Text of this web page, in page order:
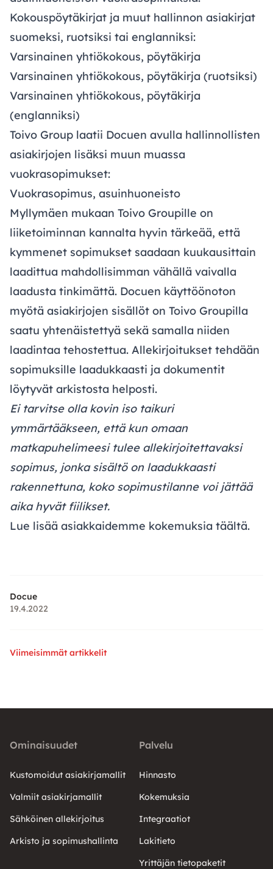
Kokouspöytäkirjat ja muut hallinnon asiakirjat
suomeksi, ruotsiksi tai englanniksi:
Varsinainen yhtiökokous, pöytäkirja
Varsinainen yhtiökokous, pöytäkirja (ruotsiksi)
Varsinainen yhtiökokous, pöytäkirja
(englanniksi)
Toivo Group laatii Docuen avulla hallinnollisten
asiakirjojen lisäksi muun muassa
vuokrasopimukset:
Vuokrasopimus, asuinhuoneisto
Myllymäen mukaan Toivo Groupille on
liiketoiminnan kannalta hyvin tärkeää, että
kymmenet sopimukset saadaan kuukausittain
laadittua mahdollisimman vähällä vaivalla
laadusta tinkimättä. Docuen käyttöönoton
myötä asiakirjojen sisällöt on Toivo Groupilla
saatu yhtenäistettyä sekä samalla niiden
laadintaa tehostettua. Allekirjoitukset tehdään
sopimuksille laadukkaasti ja dokumentit
löytyvät arkistosta helposti.
Ei tarvitse olla kovin iso taikuri
ymmärtääkseen, että kun omaan
matkapuhelimeesi tulee allekirjoitettavaksi
sopimus, jonka sisältö on laadukkaasti
rakennettuna, koko sopimustilanne voi jättää
aika hyvät fiilikset.
Lue lisää asiakkaidemme kokemuksia täältä.
Docue
19.4.2022
Viimeisimmät artikkelit
Ominaisuudet
Kustomoidut asiakirjamallit
Valmiit asiakirjamallit
Sähköinen allekirjoitus
Arkisto ja sopimushallinta
Palvelu
Hinnasto
Kokemuksia
Integraatiot
Lakitieto
Yrittäjän tietopaketit